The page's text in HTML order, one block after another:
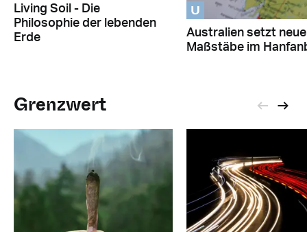
Living Soil - Die
Philosophie der lebenden
Erde
U
Australien setzt neue
Maßstäbe im
Grenzwert